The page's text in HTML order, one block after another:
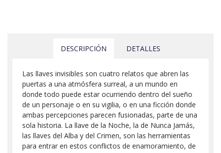
DESCRIPCIÓN DETALLES
Las llaves invisibles son cuatro relatos que abren las
puertas a una atmósfera surreal, a un mundo en
donde todo puede estar ocurriendo dentro del sueño
de un personaje o en su vigilia, o en una ficción donde
ambas percepciones parecen fusionadas, parte de una
sola historia. La llave de la Noche, la de Nunca Jamás,
las llaves del Alba y del Crimen, son las herramientas
para entrar en estos conflictos de enamoramiento, de